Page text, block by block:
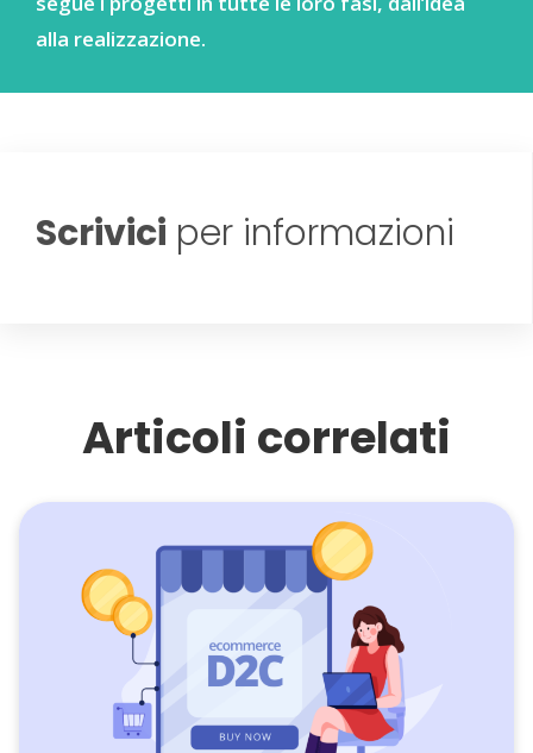
alla realizzazione.
Scrivici per informazioni
Articoli correlati